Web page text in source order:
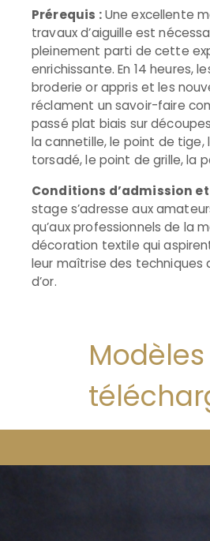
Prérequis :Une excellente
travaux d’aiguille est
pleinement parti de cette
enrichissante. En 14 heures,
broderie or appris et les
réclament un savoir-faire
passé plat biais sur
la cannetille, le point de tige,
torsadé, le point de grille, la
Conditions d’admission
stage s’adresse aux
qu’aux professionnels de la
décoration textile qui
leur maîtrise des techniques
d’or.